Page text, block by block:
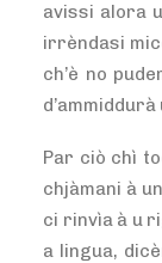
avissi alora
irrèndasi
ch’è no
Par ciò chì
chjàmani à
ci rinvìa à u
a lingua,